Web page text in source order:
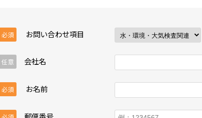
必須 お問い合わせ項目
任意 会社名
必須 お名前
郵便番号